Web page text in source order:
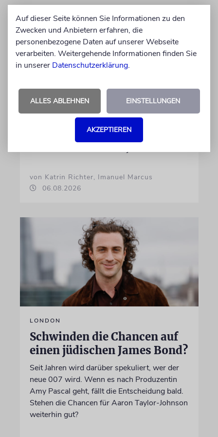
GEHEIMNISSE & GESTÄNDNISSE
von Katrin Richter, Imanuel Marcus
06.08.2026
LONDON
Schwinden die Chancen auf
einen jüdischen James Bond?
Seit Jahren wird darüber spekuliert, wer der
neue 007 wird. Wenn es nach Produzentin
Amy Pascal geht, fällt die Entscheidung bald.
Stehen die Chancen für Aaron Taylor-Johnson
weiterhin gut?
Auf dieser Seite können Sie Informationen zu den
Zwecken und Anbietern erfahren, die
personenbezogene Daten auf unserer Webseite
verarbeiten. Weitergehende Informationen finden Sie
in unserer Datenschutzerklärung.
ALLES ABLEHNEN EINSTELLUNGEN
AKZEPTIEREN